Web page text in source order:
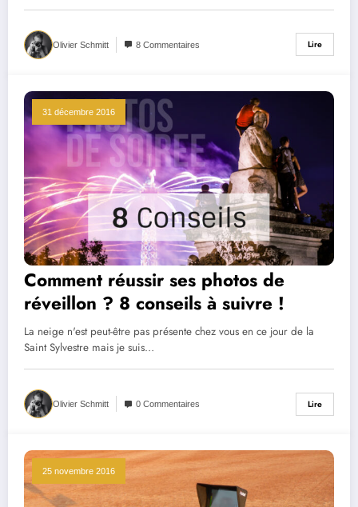
Olivier Schmitt 8 Commentaires Lire
31 décembre 2016
Comment réussir ses photos de
réveillon ? 8 conseils à suivre !
La neige n'est peut-être pas présente chez vous en ce jour de la
Saint Sylvestre mais je suis…
Olivier Schmitt 0 Commentaires Lire
25 novembre 2016